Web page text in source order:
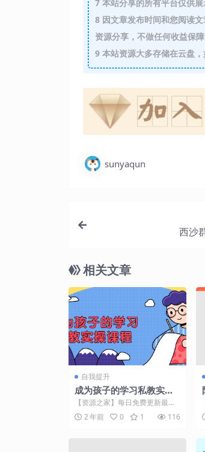
7本站分享的所有平台仅供展
8因文章发布时间和您阅读
资源分享，不做任何收益保障
9本站资源大多存储在云盘，
sunyaqun
西沙
相关文章
自我提升
成为孩子的学习私教实操
课程
【资源之家】每日免费更新最热
门的副业项目资源 课程介绍 旨在
帮助孩子有效提升学习...
2 年前 0 1 116